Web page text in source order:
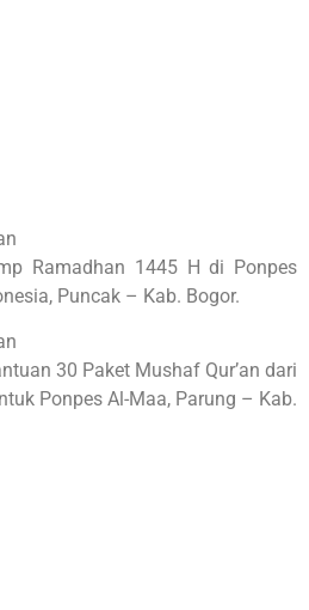
Ramadhan 1445 H di Ponpes
Puncak – Kab. Bogor.
30 Paket Mushaf Qur’an dari
Ponpes Al-Maa, Parung – Kab.